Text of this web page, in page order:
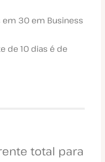
em 30 em Business
de 10 dias é de
total para